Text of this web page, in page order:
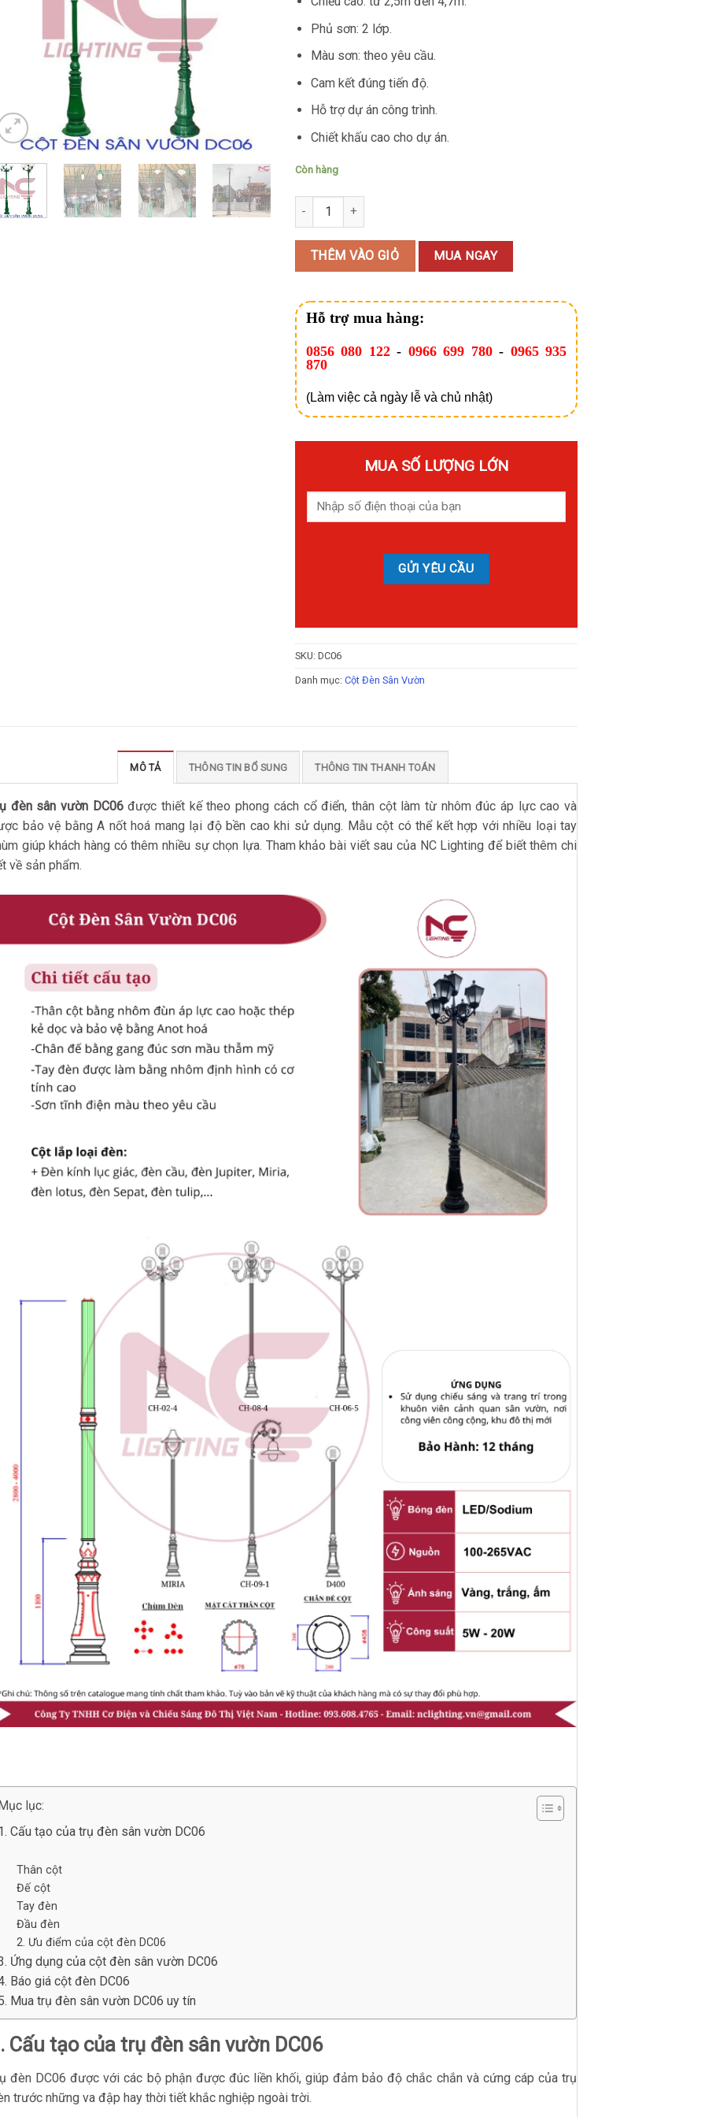
Phủ sơn: 2 lớp.
Màu sơn: theo yêu cầu.
Cam kết đúng tiến độ.
Hỗ trợ dự án công trình.
Chiết khấu cao cho dự án.
Còn hàng
Trụ Đèn Sân Vườn DC06 số lượng
THÊM VÀO GIỎ MUA NGAY
Hỗ trợ mua hàng:
0856 080 122 - 0966 699 780 - 0965 935
870
(Làm việc cả ngày lễ và chủ nhật)
MUA SỐ LƯỢNG LỚN
SKU: DC06
Danh mục: Cột Đèn Sân Vườn
MÔ TẢ THÔNG TIN BỔ SUNG THÔNG TIN THANH TOÁN
đèn sân vườn DC06được thiết kế theo phong cách cổ điển, thân cột làm từ nhôm đúc áp lực cao và
bảo vệ bằng A nốt hoá mang lại độ bền cao khi sử dụng. Mẫu cột có thể kết hợp với nhiều loại tay
giúp khách hàng có thêm nhiều sự chọn lựa. Tham khảo bài viết sau của NC Lighting để biết thêm chi
về sản phẩm.
Mục lục:
Cấu tạo của trụ đèn sân vườn DC06
Thân cột
Đế cột
Tay đèn
Đầu đèn
2. Ưu điểm của cột đèn DC06
Ứng dụng của cột đèn sân vườn DC06
Báo giá cột đèn DC06
Mua trụ đèn sân vườn DC06 uy tín
Cấu tạo của trụ đèn sân vườn DC06
đèn DC06 được với các bộ phận được đúc liền khối, giúp đảm bảo độ chắc chắn và cứng cáp của trụ
trước những va đập hay thời tiết khắc nghiệp ngoài trời.